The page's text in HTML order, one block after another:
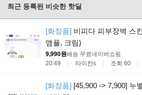
최근 등록된 비슷한 핫딜
[화장품] 비피다 피부장벽 스
앰플, 크림)
9,990원배송 무료네이버쇼핑
20:49
타이칸s 조회 60
[화장품] [45,900 -> 7,900] 누